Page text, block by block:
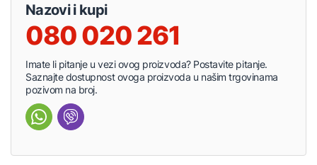
Nazovi i kupi
080 020 261
Imate li pitanje u vezi ovog proizvoda? Postavite pitanje.
Saznajte dostupnost ovoga proizvoda u našim trgovinama
pozivom na broj.